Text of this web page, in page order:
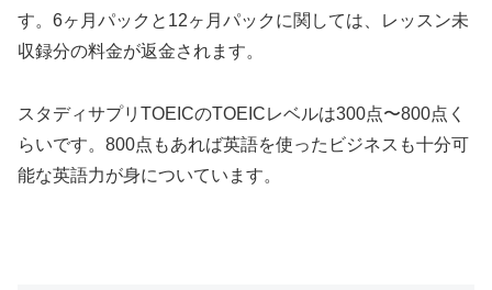
す。6ヶ月パックと12ヶ月パックに関しては、レッスン未
収録分の料金が返金されます。
スタディサプリTOEICのTOEICレベルは300点〜800点く
らいです。800点もあれば英語を使ったビジネスも十分可
能な英語力が身についています。